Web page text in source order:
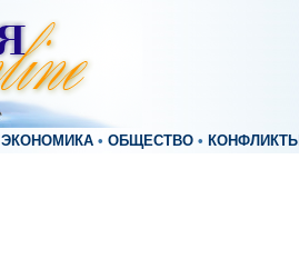
ЭКОНОМИКА • ОБЩЕСТВО • КОНФЛИКТЫ